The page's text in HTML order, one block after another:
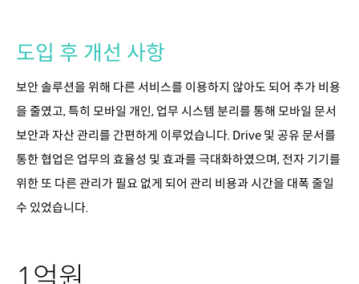
도입 후 개선 사항
보안 솔루션을 위해 다른 서비스를 이용하지 않아도 되어 추가 비용
을 줄였고, 특히 모바일 개인, 업무 시스템 분리를 통해 모바일 문서
보안과 자산 관리를 간편하게 이루었습니다. Drive 및 공유 문서를
통한 협업은 업무의 효율성 및 효과를 극대화하였으며, 전자 기기를
위한 또 다른 관리가 필요 없게 되어 관리 비용과 시간을 대폭 줄일
수 있었습니다.